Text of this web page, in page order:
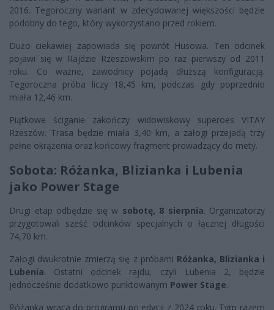
2016. Tegoroczny wariant w zdecydowanej większości będzie
podobny do tego, który wykorzystano przed rokiem.
Dużo ciekawiej zapowiada się powrót Husowa. Ten odcinek
pojawi się w Rajdzie Rzeszowskim po raz pierwszy od 2011
roku. Co ważne, zawodnicy pojadą dłuższą konfiguracją.
Tegoroczna próba liczy 18,45 km, podczas gdy poprzednio
miała 12,46 km.
Piątkowe ściganie zakończy widowiskowy superoes VITAY
Rzeszów. Trasa będzie miała 3,40 km, a załogi przejadą trzy
pełne okrążenia oraz końcowy fragment prowadzący do mety.
Sobota: Różanka, Blizianka i Lubenia
jako Power Stage
Drugi etap odbędzie się w sobotę, 8 sierpnia. Organizatorzy
przygotowali sześć odcinków specjalnych o łącznej długości
74,70 km.
Załogi dwukrotnie zmierzą się z próbami Różanka, Blizianka i
Lubenia. Ostatni odcinek rajdu, czyli Lubenia 2, będzie
jednocześnie dodatkowo punktowanym Power Stage.
Różanka wraca do programu po edycji z 2024 roku. Tym razem